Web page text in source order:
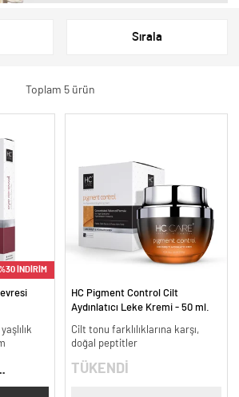
Sırala
Toplam 5 ürün
İNDİRİM
HC Pigment Control Cilt
Aydınlatıcı Leke Kremi - 50 ml.
Cilt tonu farklılıklarına karşı,
doğal peptitler
TÜKENDİ